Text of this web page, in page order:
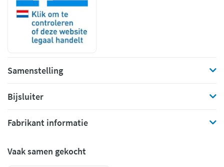
Samenstelling
Bijsluiter
Fabrikant informatie
Vaak samen gekocht